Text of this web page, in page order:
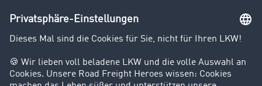
Unternehmen
Kunden werben Kunden
Success Stories